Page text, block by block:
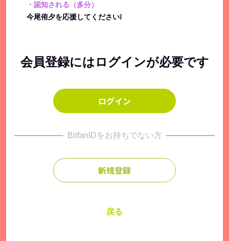
・認知される（多分）
今尾侑夕を応援してください❕
会員登録にはログインが必要です
ログイン
BitfanIDをお持ちでない方
新規登録
戻る